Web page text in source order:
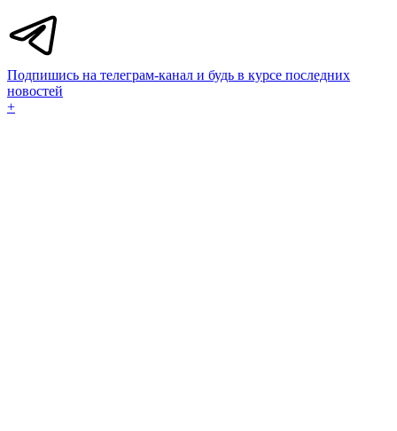
Подпишись на телеграм-канал и будь в курсе последних
новостей
+